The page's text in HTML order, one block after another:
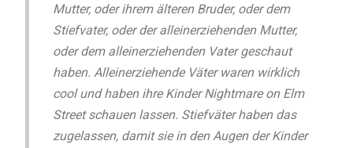
Mutter, oder ihrem älteren Bruder, oder dem
Stiefvater, oder der alleinerziehenden Mutter,
oder dem alleinerziehenden Vater geschaut
haben. Alleinerziehende Väter waren wirklich
cool und haben ihre Kinder Nightmare on Elm
Street schauen lassen. Stiefväter haben das
zugelassen, damit sie in den Augen der Kinder